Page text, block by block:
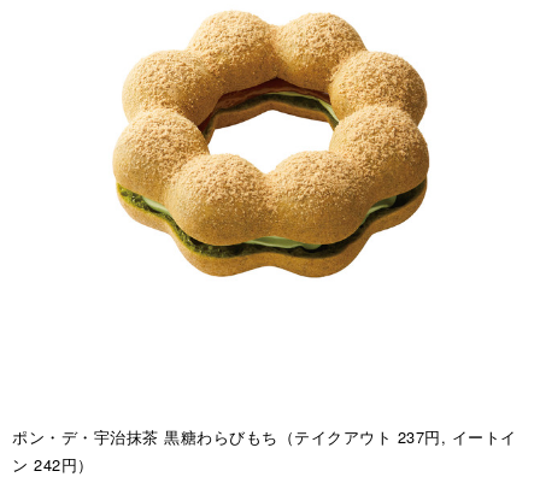
ポン・デ・宇治抹茶 黒糖わらびもち（テイクアウト 237円, イートイ
ン 242円）